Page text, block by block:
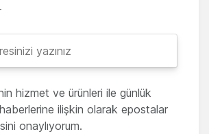
hizmet ve ürünleri ile günlük
ilişkin olarak epostalar
onaylıyorum.